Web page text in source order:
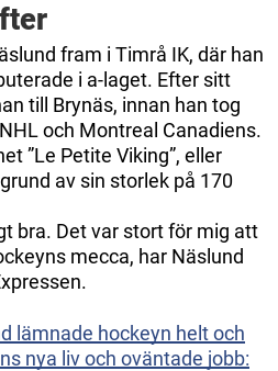
fram i Timrå IK, där han
i a-laget. Efter sitt
till Brynäs, innan han tog
och Montreal Canadiens.
”Le Petite Viking”, eller
av sin storlek på 170
bra. Det var stort för mig att
mecca, har Näslund
lämnade hockeyn helt och
nya liv och oväntade jobb: